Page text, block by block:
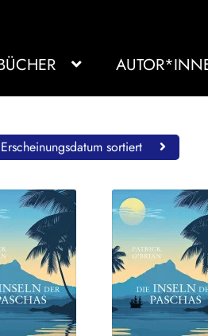
sortiert